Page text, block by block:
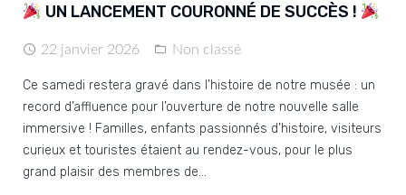
UN LANCEMENT COURONNÉ DE SUCCÈS !
22 janvier 2026 Non classé
Ce samedi restera gravé dans l’histoire de notre musée : un
record d’affluence pour l’ouverture de notre nouvelle salle
immersive ! Familles, enfants passionnés d’histoire, visiteurs
curieux et touristes étaient au rendez-vous, pour le plus
grand plaisir des membres de…